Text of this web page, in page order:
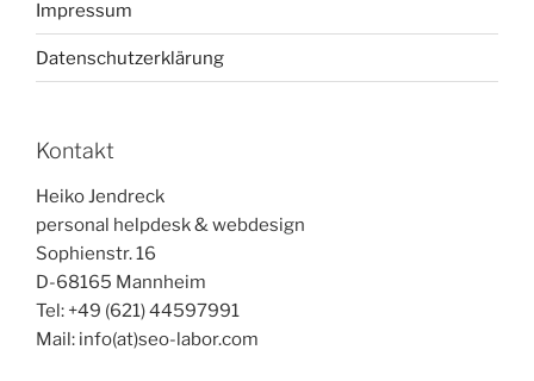
Impressum
Datenschutzerklärung
Kontakt
Heiko Jendreck
personal helpdesk & webdesign
Sophienstr. 16
D-68165 Mannheim
Tel: +49 (621) 44597991
Mail: info(at)seo-labor.com